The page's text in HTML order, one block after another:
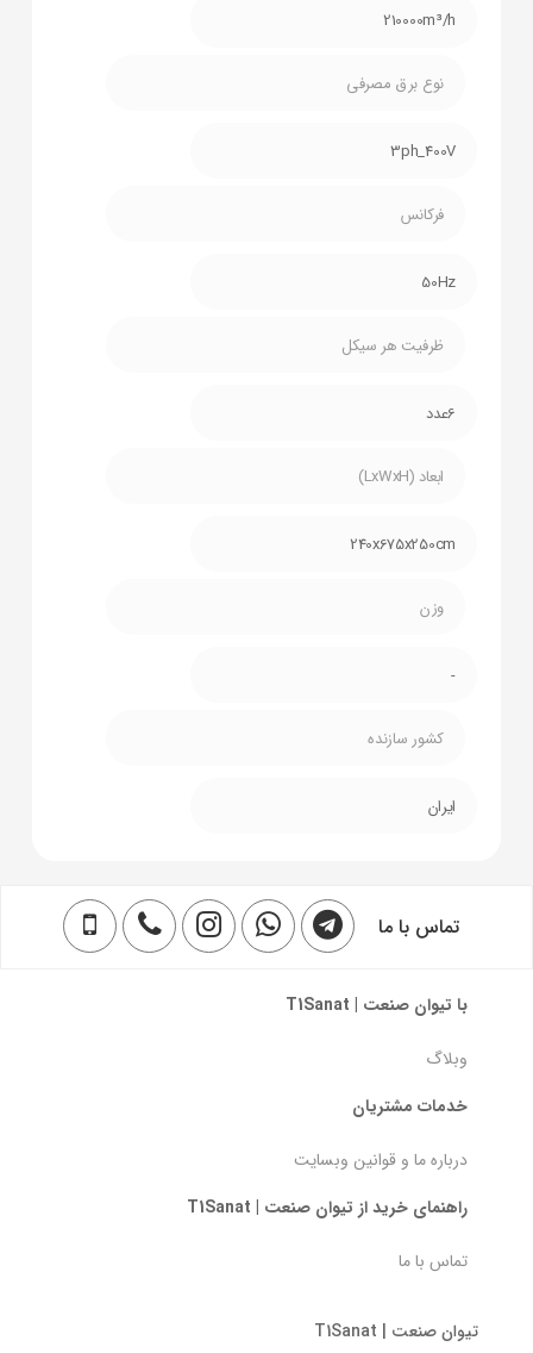
210000m³/h
نوع برق مصرفی
3ph_400V
فرکانس
50Hz
ظرفیت هر سیکل
6عدد
ابعاد (LxWxH)
240x675x250cm
وزن
-
کشور سازنده
ایران
تماس با ما
با تیوان صنعت | T1Sanat
وبلاگ
خدمات مشتریان
درباره ما و قوانین وبسایت
راهنمای خرید از تیوان صنعت | T1Sanat
تماس با ما
تیوان صنعت | T1Sanat